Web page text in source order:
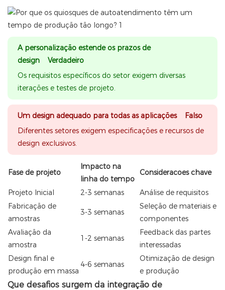
A personalização estende os prazos de
design Verdadeiro
Os requisitos específicos do setor exigem diversas
iterações e testes de projeto.
Um design adequado para todas as aplicações Falso
Diferentes setores exigem especificações e recursos de
design exclusivos.
Fase de projeto
Impacto na
linha do tempo
Consideracoes chave
Projeto Inicial 2-3 semanas
Análise de requisitos
Fabricação de
amostras
3-3 semanas
Seleção de materiais e
componentes
Avaliação da
amostra
1-2 semanas
Feedback das partes
interessadas
Design final e
produção em massa
4-6 semanas
Otimização de design
e produção
Que desafios surgem da integração de